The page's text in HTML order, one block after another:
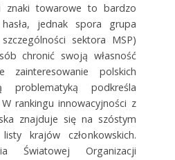
znaki towarowe to bardzo
jednak spora grupa
sektora MSP)
chronić swoją własność
zainteresowanie polskich
problematyką podkreśla
rankingu innowacyjności z
znajduje się na szóstym
krajów członkowskich.
Światowej Organizacji